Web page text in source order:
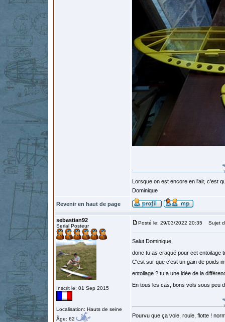
Lorsque on est encore en l'air, c'est
Dominique
Revenir en haut de page
sebastian92
Serial Posteur
Inscrit le: 01 Sep 2015
Localisation: Hauts de seine
Âge: 62
Posté le: 29/03/2022 20:35 Sujet
Salut Dominique,
donc tu as craqué pour cet entoilage
C'est sur que c'est un gain de poids
entoilage ? tu a une idée de la
En tous les cas, bons vols sous peu
Pourvu que ça vole, roule, flotte !